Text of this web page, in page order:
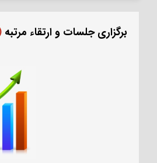
برگزاری جلسات و ارتقاء مرتبه